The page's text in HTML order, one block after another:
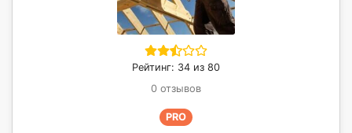
Рейтинг: 34 из 80
0 отзывов
PRO